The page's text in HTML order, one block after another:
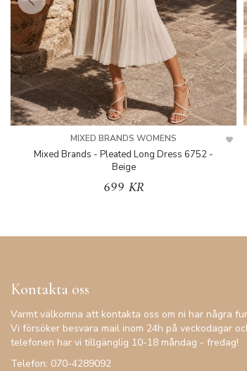
MIXED BRANDS WOMENS
Mixed Brands - Pleated Long Dress 6752 -
Beige
699 KR
Kontakta oss
Varmt välkomna att kontakta oss om ni har några
Vi försöker besvara mail inom 24h på veckodagar
telefonen har vi tillgänglig 10-18 måndag - fredag!
Telefon: 070-4289092